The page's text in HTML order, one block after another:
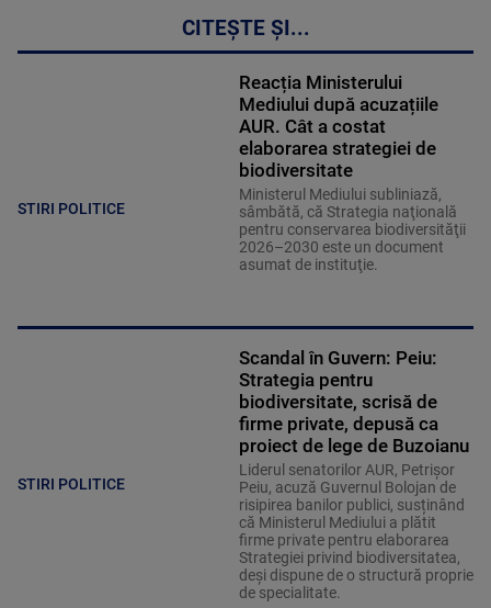
CITEȘTE ȘI...
STIRI POLITICE
Reacția Ministerului
Mediului după acuzațiile
AUR. Cât a costat
elaborarea strategiei de
biodiversitate
Ministerul Mediului subliniază,
sâmbătă, că Strategia naţională
pentru conservarea biodiversităţii
2026–2030 este un document
asumat de instituţie.
STIRI POLITICE
Scandal în Guvern: Peiu:
Strategia pentru
biodiversitate, scrisă de
firme private, depusă ca
proiect de lege de Buzoianu
Liderul senatorilor AUR, Petrișor
Peiu, acuză Guvernul Bolojan de
risipirea banilor publici, susținând
că Ministerul Mediului a plătit
firme private pentru elaborarea
Strategiei privind biodiversitatea,
deși dispune de o structură proprie
de specialitate.